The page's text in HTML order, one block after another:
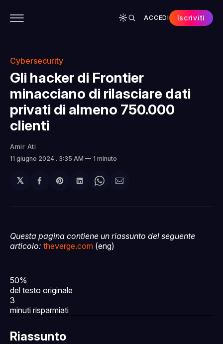
ACCEDI Iscriviti
Cybersecurity
Gli hacker di Frontier
minacciano di rilasciare dati
privati di almeno 750.000
clienti
Amir Ati
11 giugno 2024 . 3:35 AM 1 minuto
𝕏
Condividi
Facebook
Share
Pinterest
Condividi
LinkedIn
Share
WhatsApp
Condividi
email
Questa pagina contiene un riassunto del seguente
articolo: theverge.com (eng)
50%
del testo originale
3
minuti risparmiati
Riassunto